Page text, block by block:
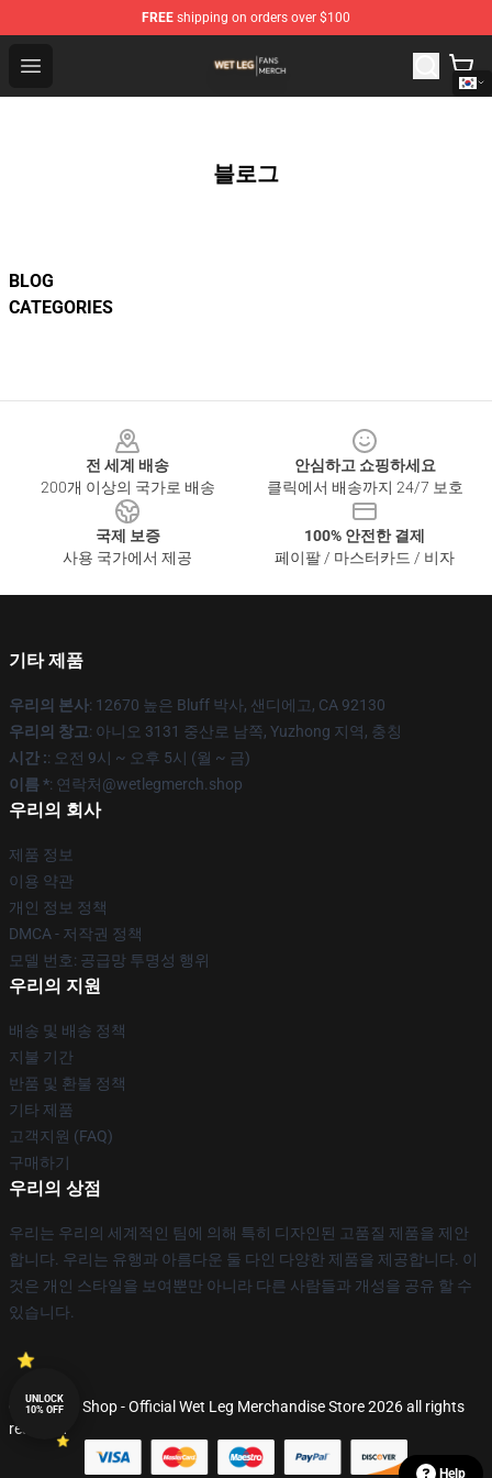
FREE shipping on orders over $100
Open menu
Wet Leg Shop - Official Wet Leg Merchandise Store
블로그
BLOG
CATEGORIES
전 세계 배송
200개 이상의 국가로 배송
안심하고 쇼핑하세요
클릭에서 배송까지 24/7 보호
국제 보증
사용 국가에서 제공
100% 안전한 결제
페이팔 / 마스터카드 / 비자
기타 제품
우리의 본사: 12670 높은 Bluff 박사, 샌디에고, CA 92130
우리의 창고: 아니오 3131 중산로 남쪽, Yuzhong 지역, 충칭
시간 :: 오전 9시 ~ 오후 5시 (월 ~ 금)
이름 *: 연락처@wetlegmerch.shop
우리의 회사
제품 정보
이용 약관
개인 정보 정책
DMCA - 저작권 정책
모델 번호: 공급망 투명성 행위
우리의 지원
배송 및 배송 정책
지불 기간
반품 및 환불 정책
기타 제품
고객지원 (FAQ)
구매하기
우리의 상점
우리는 우리의 세계적인 팀에 의해 특히 디자인된 고품질 제품을 제안
합니다. 우리는 유행과 아름다운 둘 다인 다양한 제품을 제공합니다. 이
것은 개인 스타일을 보여뿐만 아니라 다른 사람들과 개성을 공유 할 수
있습니다.
© Wet Leg Shop - Official Wet Leg Merchandise Store 2026 all rights
reserved
UNLOCK
10% OFF
Help